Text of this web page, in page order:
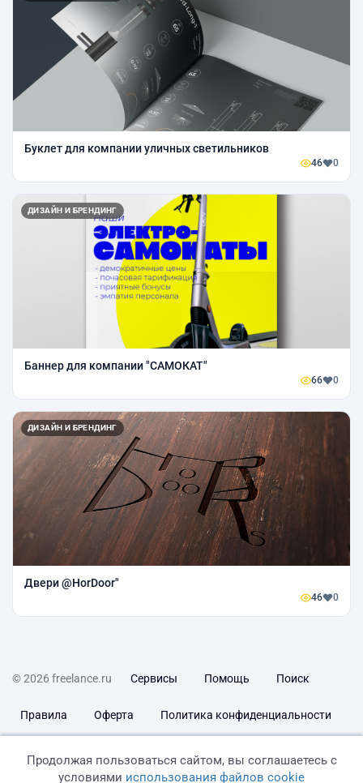
Буклет для компании уличных светильников
46 0
ДИЗАЙН И БРЕНДИНГ
Баннер для компании "САМОКАТ"
66 0
ДИЗАЙН И БРЕНДИНГ
Двери @HorDoor"
46 0
© 2026 freelance.ru Сервисы Помощь Поиск
Правила Оферта Политика конфиденциальности
Продолжая пользоваться сайтом, вы соглашаетесь с
условиями использования файлов cookie